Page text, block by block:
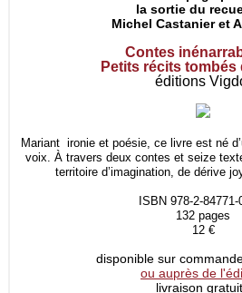
la sortie du
Michel Castanier et
Contes
Petits récits tombés
éditions
Mariant ironie et poésie, ce livre est né
voix. À travers deux contes et seize
territoire d’imagination, de dérive
ISBN 978-2-84771-
132 pages
12 €
disponible sur
ou auprès de
livraison